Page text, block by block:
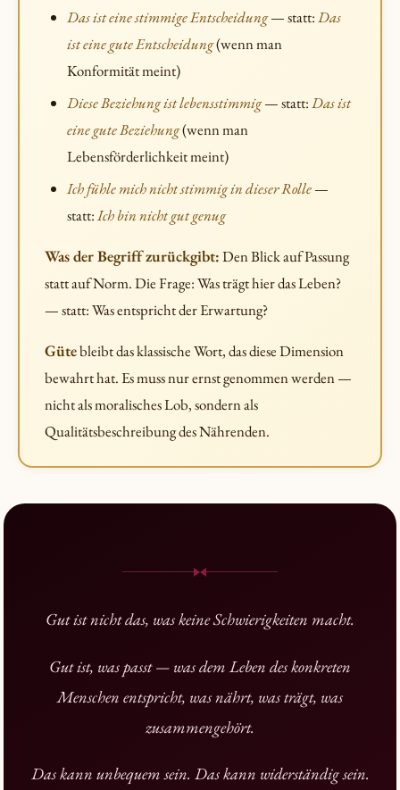
Das ist eine stimmige Entscheidung— statt:Das
ist eine gute Entscheidung(wenn man
Konformität meint)
Diese Beziehung ist lebensstimmig— statt:Das ist
eine gute Beziehung(wenn man
Lebensförderlichkeit meint)
Ich fühle mich nicht stimmig in dieser Rolle—
statt:Ich bin nicht gut genug
Was der Begriff zurückgibt:Den Blick auf Passung
statt auf Norm. Die Frage: Was trägt hier das Leben?
— statt: Was entspricht der Erwartung?
Gütebleibt das klassische Wort, das diese Dimension
bewahrt hat. Es muss nur ernst genommen werden —
nicht als moralisches Lob, sondern als
Qualitätsbeschreibung des Nährenden.
Gut ist nicht das, was keine Schwierigkeiten macht.
Gut ist, was passt — was dem Leben des konkreten
Menschen entspricht, was nährt, was trägt, was
zusammengehört.
Das kann unbequem sein. Das kann widerständig sein.